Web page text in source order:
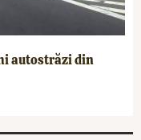
autostrăzi din